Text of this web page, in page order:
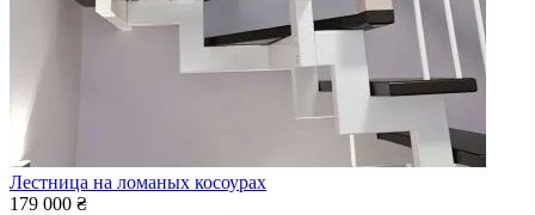
Лестница на ломаных косоурах
179 000 ₴